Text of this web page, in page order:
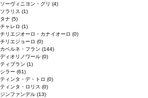
ソーヴィニヨン・グリ (4)
ソラリス (1)
タナ (5)
チャレロ (1)
チリエジオーロ・カナイオーロ (0)
チリエジョーロ (0)
カベルネ・フラン (144)
ディオリノワール (0)
ティブラン (1)
シラー (61)
ティンタ・デ・トロ (0)
ティンタ・ロリス (0)
ジンファンデル (13)